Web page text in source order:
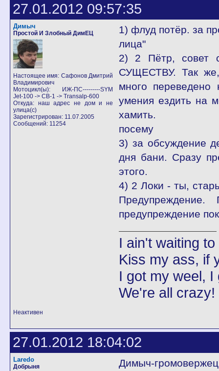
27.01.2012 09:57:35
Димыч
Простой И Злобный ДимЕЦ
Настоящее имя: Сафонов Дмитрий
Владимирович
Мотоцикл(ы): ИЖ-ПС---------SYM
Jet-100 -> CB-1 -> Transalp-600
Откуда: наш адрес не дом и не
улица(с)
Зарегистрирован: 11.07.2005
Сообщений: 11254
1) флуд потёр. за
лица"
2) 2 Пётр, совет
СУЩЕСТВУ. Так же,
много
умения ездить на
хамить.
посему
3) за обсуждение
дня бани. Сразу
этого.
4) 2 Локи - ты,
предупреждение
I ain't waiting
Kiss my ass, if
I got my weel,
We're all
Неактивен
27.01.2012 18:04:02
Laredo
Добрыня
Димыч-